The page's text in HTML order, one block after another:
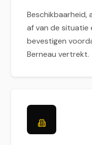
Beschikbaarheid,
af van de situatie
bevestigen
Berneau vertrekt.